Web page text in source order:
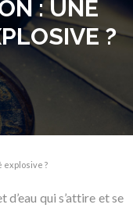
: UNE
?
explosive ?
qui s’attire et se